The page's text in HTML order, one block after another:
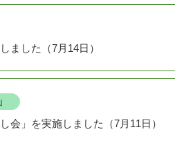
した（7月14日）
会」を実施しました（7月11日）